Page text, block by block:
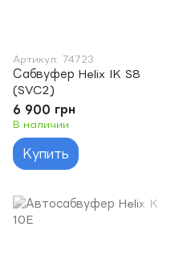
Артикул: 74723
Сабвуфер Helix IK S8
(SVC2)
6 900 грн
В наличии
Купить